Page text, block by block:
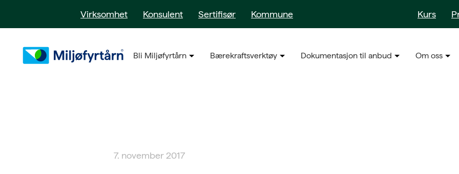
Virksomhet Konsulent Sertifisør Kommune Kurs
Bli Miljøfyrtårn Bærekraftsverktøy Dokumentasjon til anbud Om oss
7. november 2017